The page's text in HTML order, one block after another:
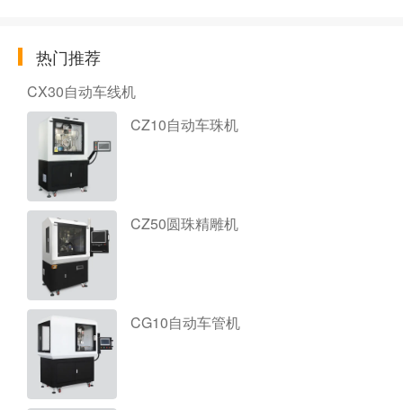
热门推荐
CX30自动车线机
CZ10自动车珠机
CZ50圆珠精雕机
CG10自动车管机